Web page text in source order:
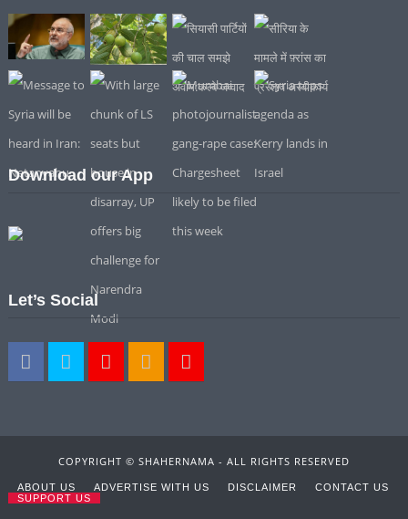
Download our App
Let’s Social
COPYRIGHT © SHAHERNAMA - ALL RIGHTS RESERVED
ABOUT US ADVERTISE WITH US DISCLAIMER
CONTACT US
SUPPORT US